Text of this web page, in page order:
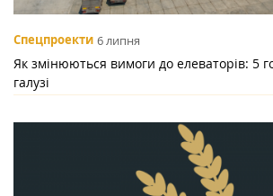
Спецпроекти 6 липня
Як змінюються вимоги до елеваторів: 5
галузі